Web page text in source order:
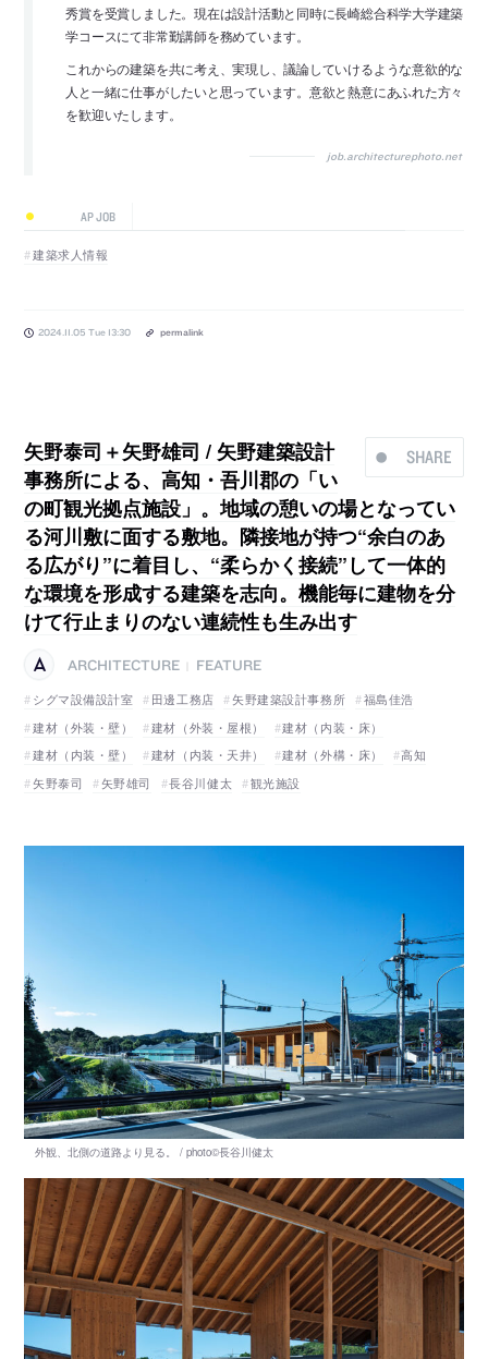
秀賞を受賞しました。現在は設計活動と同時に長崎総合科学大学建築
学コースにて非常勤講師を務めています。
これからの建築を共に考え、実現し、議論していけるような意欲的な
人と一緒に仕事がしたいと思っています。意欲と熱意にあふれた方々
を歓迎いたします。
job.architecturephoto.net
AP JOB
建築求人情報
2024.11.05 Tue 13:30 permalink
SHARE
矢野泰司＋矢野雄司 / 矢野建築設計
事務所による、高知・吾川郡の「い
の町観光拠点施設」。地域の憩いの場となってい
る河川敷に面する敷地。隣接地が持つ“余白のあ
る広がり”に着目し、“柔らかく接続”して一体的
な環境を形成する建築を志向。機能毎に建物を分
けて行止まりのない連続性も生み出す
ARCHITECTURE
FEATURE
シグマ設備設計室
田邊工務店 矢野建築設計事務所
福島佳浩
建材（外装・壁）
建材（外装・屋根）
建材（内装・床）
建材（内装・壁）
建材（内装・天井） 建材（外構・床）
高知
矢野泰司
矢野雄司 長谷川健太 観光施設